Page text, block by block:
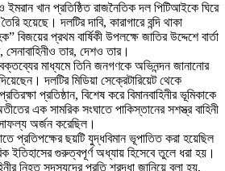
ইমরান খান প্রতিষ্ঠিত রাজনৈতিক দল পিটিআইকে ঘিরে
হয়েছে। দলটির দাবি, কারাগারে বন্দি থাকা
বিজয়ের প্রথম বার্ষিকী উপলক্ষে জাতির উদ্দেশে বার্তা
তার, দেশও তার।
মাধ্যমে তিনি জনগণকে অভিনন্দন জানানোর
দলটির মিডিয়া সেক্রেটারিয়েট থেকে
প্রতিষ্ঠান, বিশেষ করে বিমানবাহিনীর ভূমিকাকে
এক সামরিক সংঘাতে পাকিস্তানের সশস্ত্র বাহিনী
অর্জন করেছিল।
প্রতিপক্ষের ছয়টি যুদ্ধবিমান ভূপাতিত করা হয়েছিল
ইতিহাসের গুরুত্বপূর্ণ অধ্যায় হিসেবে তুলে ধরা হয়।
নিহত সদস্যদের প্রতি শ্রদ্ধা জানিয়ে বলা হয়,